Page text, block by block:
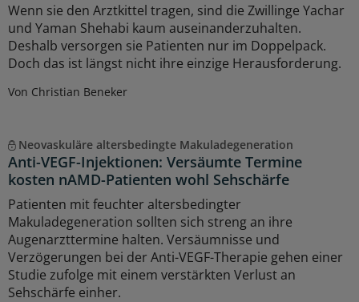
Wenn sie den Arztkittel tragen, sind die Zwillinge Yachar
und Yaman Shehabi kaum auseinanderzuhalten.
Deshalb versorgen sie Patienten nur im Doppelpack.
Doch das ist längst nicht ihre einzige Herausforderung.
Von Christian Beneker
Neovaskuläre altersbedingte Makuladegeneration
Anti-VEGF-Injektionen: Versäumte Termine
kosten nAMD-Patienten wohl Sehschärfe
Patienten mit feuchter altersbedingter
Makuladegeneration sollten sich streng an ihre
Augenarzttermine halten. Versäumnisse und
Verzögerungen bei der Anti-VEGF-Therapie gehen einer
Studie zufolge mit einem verstärkten Verlust an
Sehschärfe einher.